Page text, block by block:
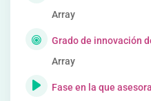
Array
Grado de innovación
Array
Fase en la que asesora